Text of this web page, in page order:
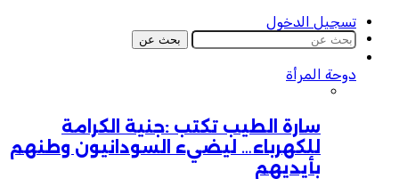
تسجيل الدخول
بحث عن
دوحة المرأة
سارة الطيب تكتب :جنية الكرامة
للكهرباء… ليضيء السودانيون وطنهم
بأيديهم